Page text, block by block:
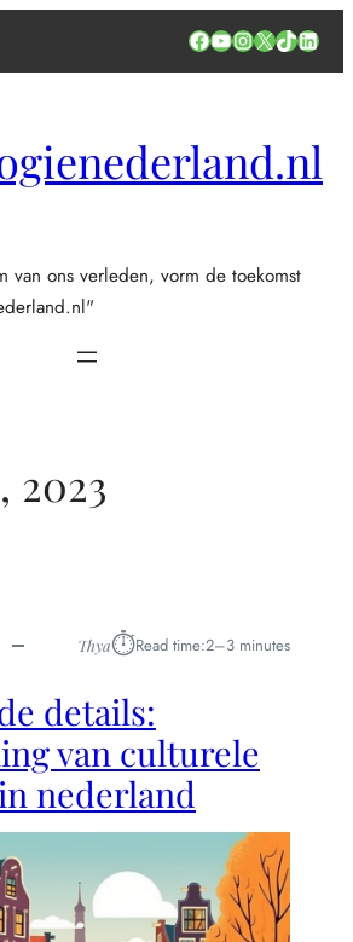
Facebook
YouTube
Instagram
X TikTok
van ons verleden, vorm de toekomst
2023
Thya⏱︎Read time:2–3 minutes
details:
van culturele
nederland